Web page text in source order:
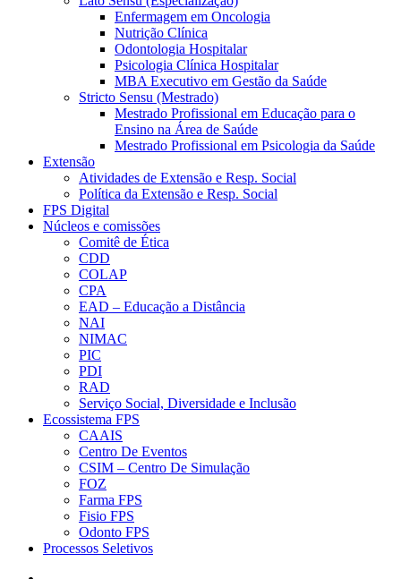
Enfermagem em Oncologia
Nutrição Clínica
Odontologia Hospitalar
Psicologia Clínica Hospitalar
MBA Executivo em Gestão da Saúde
Stricto Sensu (Mestrado)
Mestrado Profissional em Educação para o
Ensino na Área de Saúde
Mestrado Profissional em Psicologia da Saúde
Extensão
Atividades de Extensão e Resp. Social
Política da Extensão e Resp. Social
FPS Digital
Núcleos e comissões
Comitê de Ética
CDD
COLAP
CPA
EAD – Educação a Distância
NAI
NIMAC
PIC
PDI
RAD
Serviço Social, Diversidade e Inclusão
Ecossistema FPS
CAAIS
Centro De Eventos
CSIM – Centro De Simulação
FOZ
Farma FPS
Fisio FPS
Odonto FPS
Processos Seletivos